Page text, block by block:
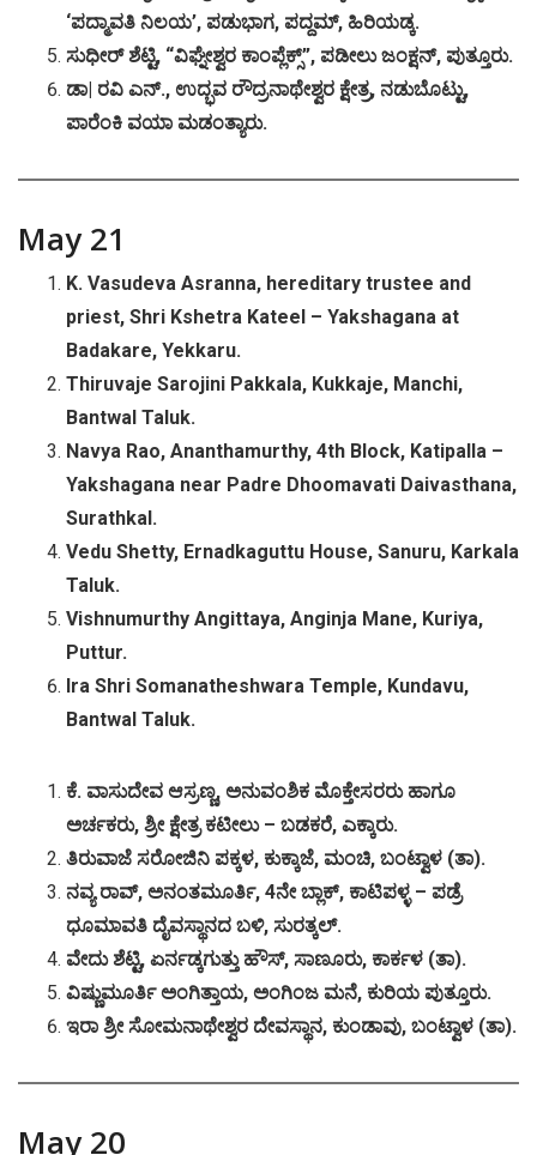
‘ಪದ್ಮಾವತಿ ನಿಲಯ’, ಪಡುಭಾಗ, ಪದ್ದಮ್, ಹಿರಿಯಡ್ಕ.
ಸುಧೀರ್ ಶೆಟ್ಟಿ, “ವಿಘ್ನೇಶ್ವರ ಕಾಂಪ್ಲೆಕ್ಸ್”, ಪಡೀಲು ಜಂಕ್ಷನ್, ಪುತ್ತೂರು.
ಡಾ| ರವಿ ಎನ್., ಉದ್ಭವ ರೌದ್ರನಾಥೇಶ್ವರ ಕ್ಷೇತ್ರ, ನಡುಬೊಟ್ಟು,
ಪಾರೆಂಕಿ ವಯಾ ಮಡಂತ್ಯಾರು.
May 21
K. Vasudeva Asranna, hereditary trustee and
priest, Shri Kshetra Kateel – Yakshagana at
Badakare, Yekkaru.
Thiruvaje Sarojini Pakkala, Kukkaje, Manchi,
Bantwal Taluk.
Navya Rao, Ananthamurthy, 4th Block, Katipalla –
Yakshagana near Padre Dhoomavati Daivasthana,
Surathkal.
Vedu Shetty, Ernadkaguttu House, Sanuru, Karkala
Taluk.
Vishnumurthy Angittaya, Anginja Mane, Kuriya,
Puttur.
Ira Shri Somanatheshwara Temple, Kundavu,
Bantwal Taluk.
ಕೆ. ವಾಸುದೇವ ಆಸ್ರಣ್ಣ, ಅನುವಂಶಿಕ ಮೊಕ್ತೇಸರರು ಹಾಗೂ
ಅರ್ಚಕರು, ಶ್ರೀ ಕ್ಷೇತ್ರ ಕಟೀಲು– ಬಡಕರೆ, ಎಕ್ಕಾರು.
ತಿರುವಾಜೆ ಸರೋಜಿನಿ ಪಕ್ಕಳ, ಕುಕ್ಕಾಜೆ, ಮಂಚಿ, ಬಂಟ್ವಾಳ (ತಾ).
ನವ್ಯ ರಾವ್, ಅನಂತಮೂರ್ತಿ, 4ನೇ ಬ್ಲಾಕ್, ಕಾಟಿಪಳ್ಳ– ಪಡ್ರೆ
ಧೂಮಾವತಿ ದೈವಸ್ಥಾನದ ಬಳಿ, ಸುರತ್ಕಲ್.
ವೇದು ಶೆಟ್ಟಿ, ಏರ್ನಡ್ಕಗುತ್ತು ಹೌಸ್, ಸಾಣೂರು, ಕಾರ್ಕಳ (ತಾ).
ವಿಷ್ಣುಮೂರ್ತಿ ಅಂಗಿತ್ತಾಯ, ಅಂಗಿಂಜ ಮನೆ, ಕುರಿಯ ಪುತ್ತೂರು.
ಇರಾ ಶ್ರೀ ಸೋಮನಾಥೇಶ್ವರ ದೇವಸ್ಥಾನ, ಕುಂಡಾವು, ಬಂಟ್ವಾಳ (ತಾ).
May 20